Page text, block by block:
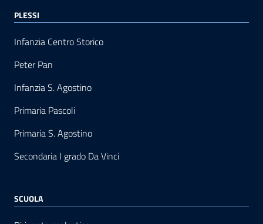
PLESSI
Infanzia Centro Storico
Peter Pan
Infanzia S. Agostino
Primaria Pascoli
Primaria S. Agostino
Secondaria I grado Da Vinci
SCUOLA